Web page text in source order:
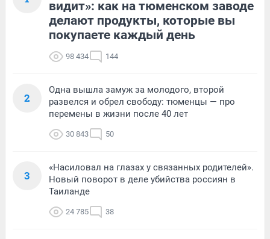
видит»: как на тюменском заводе
делают продукты, которые вы
покупаете каждый день
98 434 144
2
Одна вышла замуж за молодого, второй
развелся и обрел свободу: тюменцы — про
перемены в жизни после 40 лет
30 843 50
3
«Насиловал на глазах у связанных родителей».
Новый поворот в деле убийства россиян в
Таиланде
24 785 38